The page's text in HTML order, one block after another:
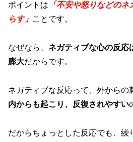
ポイントは 「不安や怒りなどの
らす」 こ とです。
なぜなら、 ネガティブな心の反応
膨大だからです。
ネガティブな反応って、外からの
内からも起こり、反復されやすい
だからちょっとした反応でも、繰